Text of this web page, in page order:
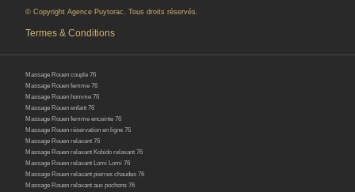
© Copyright Agence Puytorac. Tous droits réservés.
Termes & Conditions
Massage Rouen couple 76
Massage Rouen femme 76
Massage Rouen homme 76
Massage Rouen enfant 76
Massage Rouen femme enceinte 76
Massage Rouen réservation en ligne 76
Massage Rouen relaxant 76
Massage Rouen relaxant Kobido relaxant 76
Massage Rouen relaxant Lomi Lomi 76
Massage Rouen relaxant pierres chaudes 76
Massage Rouen relaxant aux pochons 76